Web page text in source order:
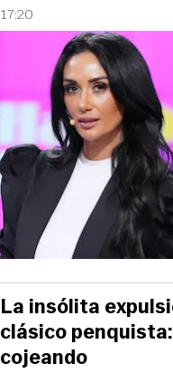
17:20
La insólita
clásico
cojeando